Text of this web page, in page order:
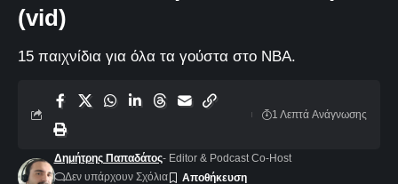
(vid)
15 παιχνίδια για όλα τα γούστα στο NBA.
Δημήτρης Παπαδάτος- Editor & Podcast Co-Host
Δεν υπάρχουν Σχόλια
1 Λεπτά Aνάγνωσης